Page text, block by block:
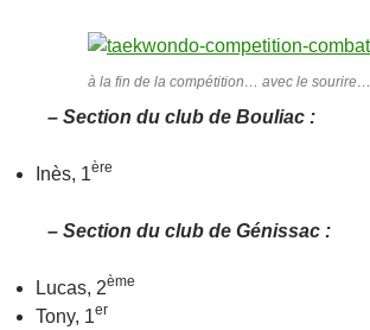
à la fin de la compétition… avec le sourire…
– Section du club de Bouliac :
Inès, 1ère
– Section du club de Génissac :
Lucas, 2ème
Tony, 1er